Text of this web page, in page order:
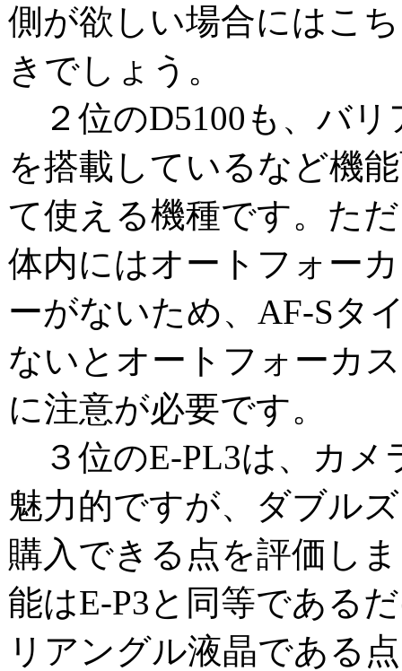
側が欲しい場合にはこ
きでしょう。
２位のD5100も、バリ
を搭載しているなど機
て使える機種です。た
体内にはオートフォー
ーがないため、AF-Sタ
ないとオートフォーカ
に注意が必要です。
３位のE-PL3は、カメ
魅力的ですが、ダブル
購入できる点を評価し
能はE-P3と同等である
リアングル液晶である